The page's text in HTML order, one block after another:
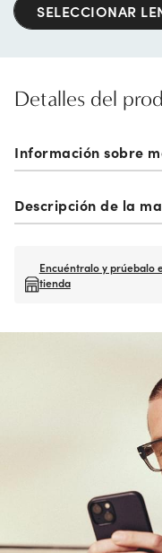
SELECCIONAR
Detalles del
Información sobre
Descripción de la
Encuéntralo y prúebalo
tienda